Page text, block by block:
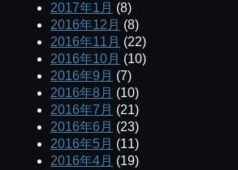
2017年1月 (8)
2016年12月 (8)
2016年11月 (22)
2016年10月 (10)
2016年9月 (7)
2016年8月 (10)
2016年7月 (21)
2016年6月 (23)
2016年5月 (11)
2016年4月 (19)